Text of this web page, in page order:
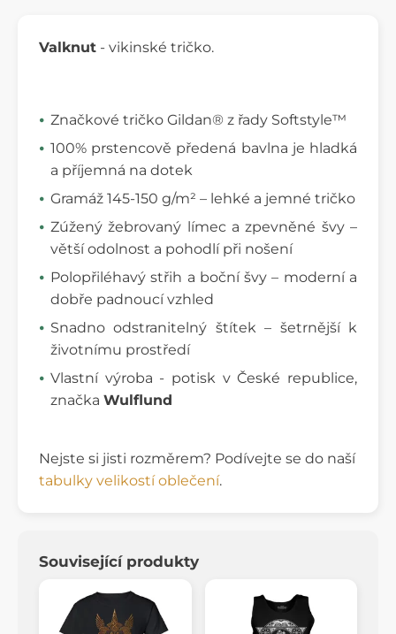
Valknut - vikinské tričko.
Značkové tričko Gildan® z řady Softstyle™
100% prstencově předená bavlna je hladká
a příjemná na dotek
Gramáž 145-150 g/m² – lehké a jemné tričko
Zúžený žebrovaný límec a zpevněné švy –
větší odolnost a pohodlí při nošení
Polopřiléhavý střih a boční švy – moderní a
dobře padnoucí vzhled
Snadno odstranitelný štítek – šetrnější k
životnímu prostředí
Vlastní výroba - potisk v České republice,
značka Wulflund
Nejste si jisti rozměrem? Podívejte se do naší
tabulky velikostí oblečení.
Související produkty